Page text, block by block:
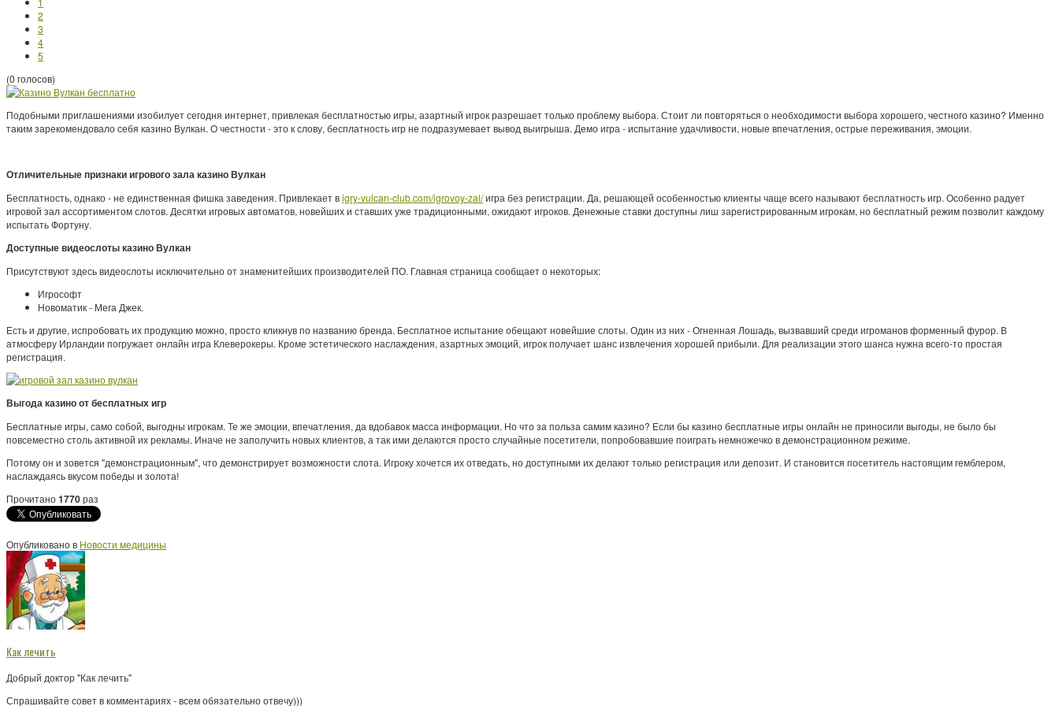
2
3
4
5
(0 голосов)
Подобными приглашениями изобилует сегодня интернет, привлекая бесплатностью игры, азартный игрок разрешает только проблему выбора. Стоит ли повторяться о необходимости выбора хорошего, честного казино? Именно
таким зарекомендовало себя казино Вулкан. О честности - это к слову, бесплатность игр не подразумевает вывод выигрыша. Демо игра - испытание удачливости, новые впечатления, острые переживания, эмоции.
Отличительные признаки игрового зала казино Вулкан
Бесплатность, однако - не единственная фишка заведения. Привлекает вigry-vulcan-club.com/igrovoy-zal/игра без регистрации. Да, решающей особенностью клиенты чаще всего называют бесплатность игр. Особенно радует
игровой зал ассортиментом слотов. Десятки игровых автоматов, новейших и ставших уже традиционными, ожидают игроков. Денежные ставки доступны лиш зарегистрированным игрокам, но бесплатный режим позволит каждому
испытать Фортуну.
Доступные видеослоты казино Вулкан
Присутствуют здесь видеослоты исключительно от знаменитейших производителей ПО. Главная страница сообщает о некоторых:
Игрософт
Новоматик - Мега Джек.
Есть и другие, испробовать их продукцию можно, просто кликнув по названию бренда. Бесплатное испытание обещают новейшие слоты. Один из них - Огненная Лошадь, вызвавший среди игроманов форменный фурор. В
атмосферу Ирландии погружает онлайн игра Клеверокеры. Кроме эстетического наслаждения, азартных эмоций, игрок получает шанс извлечения хорошей прибыли. Для реализации этого шанса нужна всего-то простая
регистрация.
Выгода казино от бесплатных игр
Бесплатные игры, само собой, выгодны игрокам. Те же эмоции, впечатления, да вдобавок масса информации. Но что за польза самим казино? Если бы казино бесплатные игры онлайн не приносили выгоды, не было бы
повсеместно столь активной их рекламы. Иначе не заполучить новых клиентов, а так ими делаются просто случайные посетители, попробовавшие поиграть немножечко в демонстрационном режиме.
Потому он и зовется "демонстрационным", что демонстрирует возможности слота. Игроку хочется их отведать, но доступными их делают только регистрация или депозит. И становится посетитель настоящим гемблером,
наслаждаясь вкусом победы и золота!
Прочитано1770раз
Опубликовано в Новости медицины
Как лечить
Добрый доктор "Как лечить"
Спрашивайте совет в комментариях - всем обязательно отвечу)))